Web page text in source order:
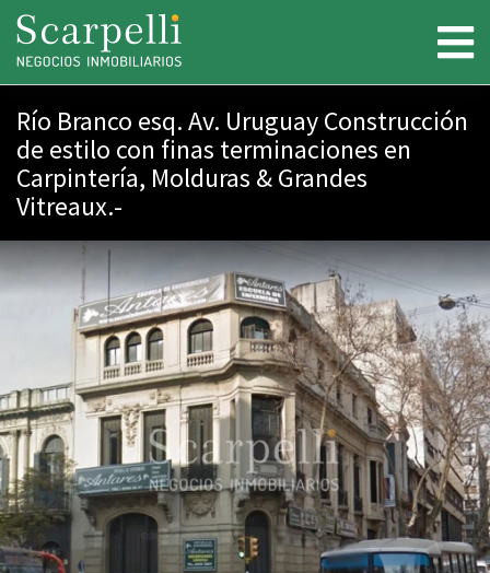
Río Branco esq. Av. Uruguay Construcción
de estilo con finas terminaciones en
Carpintería, Molduras & Grandes
Vitreaux.-